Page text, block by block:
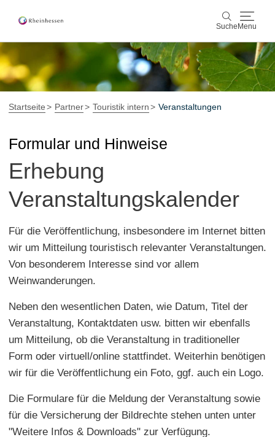
Suche Menu
Suche
Wein & Genuss
Aktiv & Natur
Veranstaltungen
Buchung & Service
Startseite Partner Touristik intern Veranstaltungen
Formular und Hinweise
Erhebung
Veranstaltungskalender
Für die Veröffentlichung, insbesondere im Internet bitten
wir um Mitteilung touristisch relevanter Veranstaltungen.
Von besonderem Interesse sind vor allem
Weinwanderungen.
Neben den wesentlichen Daten, wie Datum, Titel der
Veranstaltung, Kontaktdaten usw. bitten wir ebenfalls
um Mitteilung, ob die Veranstaltung in traditioneller
Form oder virtuell/online stattfindet. Weiterhin benötigen
wir für die Veröffentlichung ein Foto, ggf. auch ein Logo.
Die Formulare für die Meldung der Veranstaltung sowie
für die Versicherung der Bildrechte stehen unten unter
"Weitere Infos & Downloads" zur Verfügung.